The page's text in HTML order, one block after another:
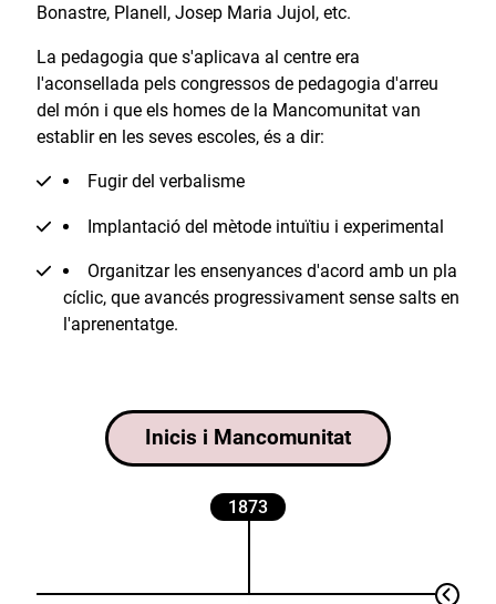
Bonastre, Planell, Josep Maria Jujol, etc.
La pedagogia que s'aplicava al centre era
l'aconsellada pels congressos de pedagogia d'arreu
del món i que els homes de la Mancomunitat van
establir en les seves escoles, és a dir:
Fugir del verbalisme
Implantació del mètode intuïtiu i experimental
Organitzar les ensenyances d'acord amb un pla
cíclic, que avancés progressivament sense salts en
l'aprenentatge.
Inicis i Mancomunitat
1873